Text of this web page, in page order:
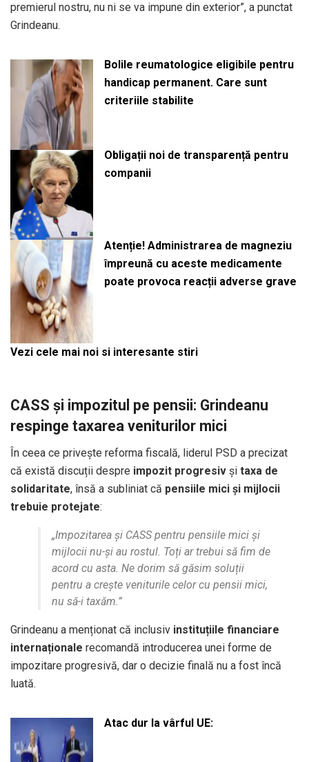
premierul nostru, nu ni se va impune din exterior”, a punctat
Grindeanu.
Bolile reumatologice eligibile pentru
handicap permanent. Care sunt
criteriile stabilite
Obligații noi de transparență pentru
companii
Atenție! Administrarea de magneziu
împreună cu aceste medicamente
poate provoca reacții adverse grave
Vezi cele mai noi si interesante stiri
CASS și impozitul pe pensii: Grindeanu
respinge taxarea veniturilor mici
În ceea ce privește reforma fiscală, liderul PSD a precizat
că există discuții despre impozit progresiv și taxa de
solidaritate, însă a subliniat că pensiile mici și mijlocii
trebuie protejate:
„Impozitarea și CASS pentru pensiile mici și
mijlocii nu-și au rostul. Toți ar trebui să fim de
acord cu asta. Ne dorim să găsim soluții
pentru a crește veniturile celor cu pensii mici,
nu să-i taxăm.”
Grindeanu a menționat că inclusiv instituțiile financiare
internaționale recomandă introducerea unei forme de
impozitare progresivă, dar o decizie finală nu a fost încă
luată.
Atac dur la vârful UE: